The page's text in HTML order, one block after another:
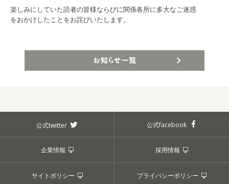
楽しみにしていた読者の皆様ならびに関係各所に多大なご迷惑
をおかけしたことをお詫びいたします。
公式twitter 公式facebook
企業情報 採用情報
サイトポリシー プライバシーポリシー